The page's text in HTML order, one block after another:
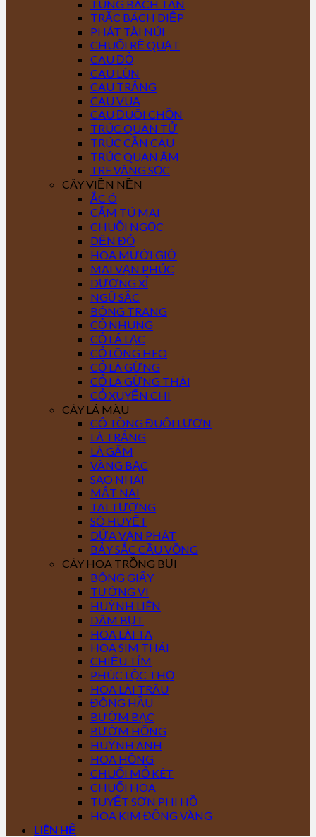
TÙNG BÁCH TÁN
TRẮC BÁCH DIỆP
PHÁT TÀI NÚI
CHUỐI RẼ QUẠT
CAU ĐỎ
CAU LÙN
CAU TRẮNG
CAU VUA
CAU ĐUÔI CHỒN
TRÚC QUÂN TỬ
TRÚC CẦN CÂU
TRÚC QUAN ÂM
TRE VÀNG SỌC
CÂY VIỀN NỀN
ẮC Ó
CẨM TÚ MAI
CHUỖI NGỌC
DỀN ĐỎ
HOA MƯỜI GIỜ
MAI VẠN PHÚC
DƯƠNG XỈ
NGŨ SẮC
BÔNG TRANG
CỎ NHUNG
CỎ LÁ LẠC
CỎ LÔNG HEO
CỎ LÁ GỪNG
CỎ LÁ GỪNG THÁI
CỎ XUYẾN CHI
CÂY LÁ MÀU
CÔ TÒNG ĐUÔI LƯƠN
LÁ TRẮNG
LÁ GẤM
VÀNG BẠC
SAO NHÁI
MẮT NAI
TAI TƯỢNG
SÒ HUYẾT
DỨA VẠN PHÁT
BẢY SẮC CẦU VỒNG
CÂY HOA TRỒNG BỤI
BÔNG GIẤY
TƯỜNG VI
HUỲNH LIÊN
DÂM BỤT
HOA LÀI TA
HOA SIM THÁI
CHIỀU TÍM
PHÚC LỘC THỌ
HOA LÀI TRÂU
ĐÔNG HẦU
BƯỚM BẠC
BƯỚM HỒNG
HUỲNH ANH
HOA HỒNG
CHUỐI MỎ KÉT
CHUỐI HOA
TUYẾT SƠN PHI HỒ
HOA KIM ĐỒNG VÀNG
LIÊN HỆ